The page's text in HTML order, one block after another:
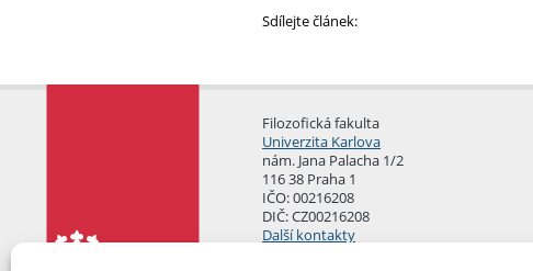
Sdílejte článek:
Filozofická fakulta
Univerzita Karlova
nám. Jana Palacha 1/2
116 38 Praha 1
IČO: 00216208
DIČ: CZ00216208
Další kontakty